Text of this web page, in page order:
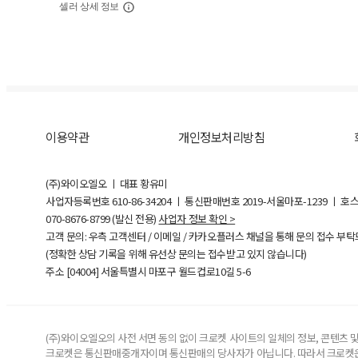
셀러 상세 정보
이용약관 개인정보처리방침
(주)와이오엘오 ㅣ 대표 황유미
사업자등록번호610-86-34204ㅣ 통신판매번호 2019-서울마포-1239 ㅣ 호
070-8676-8799 (발신 전용) 사업자 정보 확인 >
고객 문의: 우측 고객센터 / 이메일 / 카카오플러스 채널을 통해 문의 접수 부
(정확한 상담 기록을 위해 유선상 문의는 접수받고 있지 않습니다)
주소 [04004] 서울특별시 마포구 월드컵로10길5-6
(주)와이오엘오의 사전 서면 동의 없이 크로켓 사이트의 일체의 정보, 콘텐츠
크로켓은 통신판매중개자이며 통신판매의 당사자가 아닙니다. 따라서 크로